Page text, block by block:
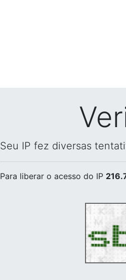
Seu IP fez diversas
Para liberar o acesso do IP